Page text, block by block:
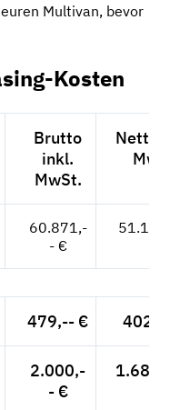
Multivan, bevor
Kosten
Brutto
inkl.
MwSt.
Netto
MwSt.
60.871,-
- €
51.152,--
479,-- € 402,52 €
2.000,-
- €
1.680,67